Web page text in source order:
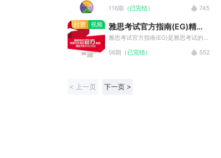
者的原始信息。如果您是该素材的版权
系我们。
写，包含8套完整的学术类雅思全真试
学考试委员会采用的评分系统解析，代
表了雅思出题方向的官方观点。提供的
于考试的熟悉度。
116期 （已完结） 745
付费 视频
雅思考试官方指南(EG)精讲
视频课程
雅思考试官方指南(EG)是雅思考试的主
生开发，是雅思备考的官方指南，具有
思路、应试技巧等，是雅思考生把握考
56期 （已完结） 552
< 上一页 下一页 >